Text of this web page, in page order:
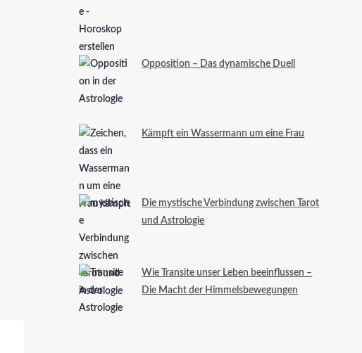
Opposition – Das dynamische Duell
Kämpft ein Wassermann um eine Frau
Die mystische Verbindung zwischen Tarot
und Astrologie
Wie Transite unser Leben beeinflussen –
Die Macht der Himmelsbewegungen